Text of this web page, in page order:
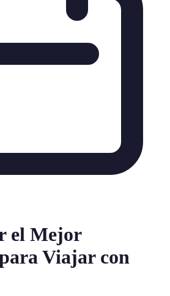
el Mejor
Viajar con